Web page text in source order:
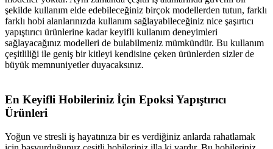
şekilde kullanım elde edebileceğiniz birçok modellerden tutun, farklı
farklı hobi alanlarınızda kullanım sağlayabileceğiniz nice şaşırtıcı
yapıştırıcı ürünlerine kadar keyifli kullanım deneyimleri
sağlayacağınız modelleri de bulabilmeniz mümkündür. Bu kullanım
çeşitliliği ile geniş bir kitleyi kendisine çeken ürünlerden sizler de
büyük memnuniyetler duyacaksınız.
En Keyifli Hobileriniz İçin Epoksi Yapıştırıcı
Ürünleri
Yoğun ve stresli iş hayatınıza bir es verdiğiniz anlarda rahatlamak